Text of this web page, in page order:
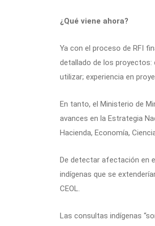
¿Qué viene ahora?
Ya con el proceso de RFI
detallado de los proyectos:
utilizar; experiencia en
En tanto, el Ministerio de
avances en la Estrategia
Hacienda, Economía,
De detectar afectación en
indígenas que se
CEOL.
Las consultas indígenas